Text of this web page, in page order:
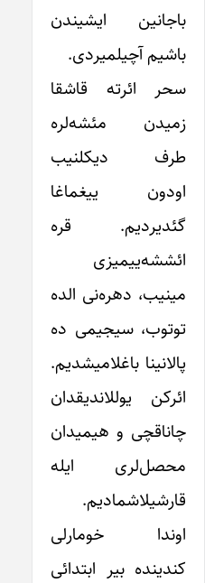
باجانین ایشیندن
باشیم آچیلمیردی.
سحر ائرته قاشقا
زمیدن مئشه‌لره
طرف دیکلنیب
اودون ییغماغا
گئدیردیم. قره
ائششه‌ییمیزی
مینیب، دهره‌نی الده
توتوب، سیجیمی ده
پالانینا باغلامیشدیم.
ائرکن یوللاندیقدان
چاناقچی و هیمیدان
محصل‌لری ایله
قارشیلاشمادیم.
اوندا خومارلی
کندینده بیر ابتدائی